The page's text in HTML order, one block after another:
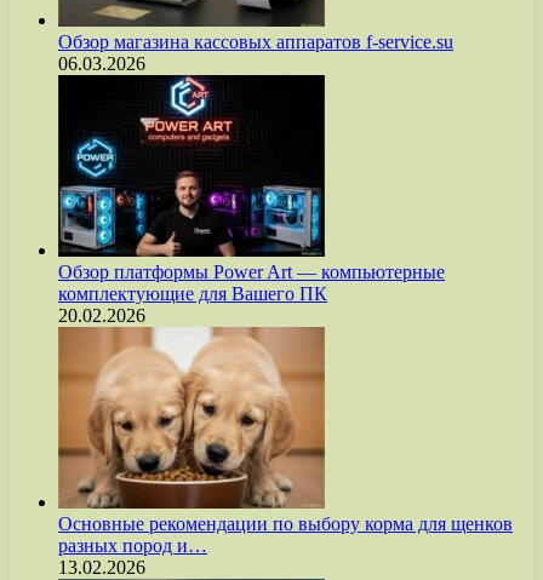
Обзор магазина кассовых аппаратов f-service.su
06.03.2026
Обзор платформы Power Art — компьютерные
комплектующие для Вашего ПК
20.02.2026
Основные рекомендации по выбору корма для щенков
разных пород и…
13.02.2026